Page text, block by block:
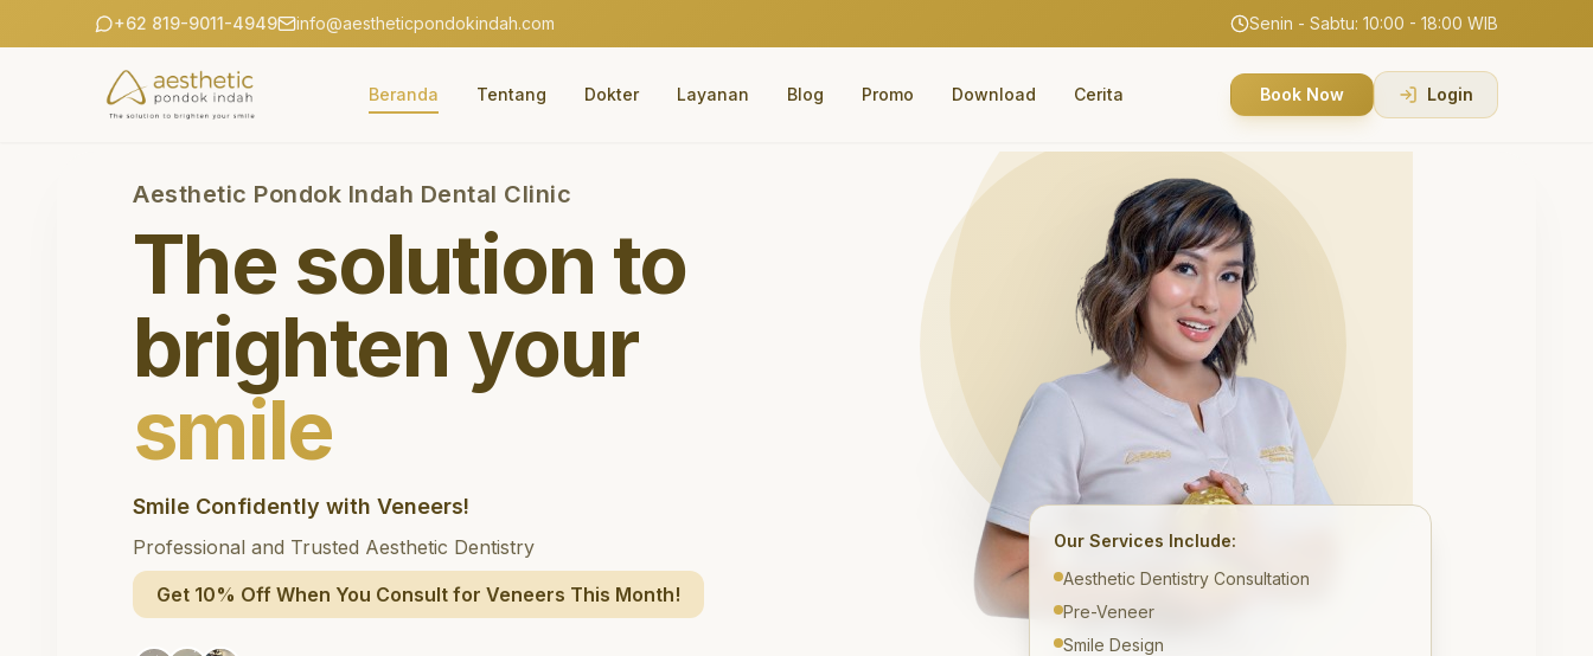
+62 819-9011-4949 info@aestheticpondokindah.com Senin - Sabtu: 10:00 - 18:00 WIB
Beranda Tentang Dokter Layanan Blog Promo Download Cerita Book Now Login
Aesthetic Pondok Indah Dental Clinic
The solution to
brighten your
smile
Smile Confidently with Veneers!
Professional and Trusted Aesthetic Dentistry
Get 10% Off When You Consult for Veneers This Month!
Our Services Include:
Aesthetic Dentistry Consultation
Pre-Veneer
Smile Design